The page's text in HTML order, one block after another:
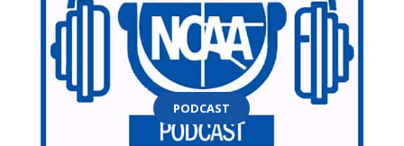
PODCAST